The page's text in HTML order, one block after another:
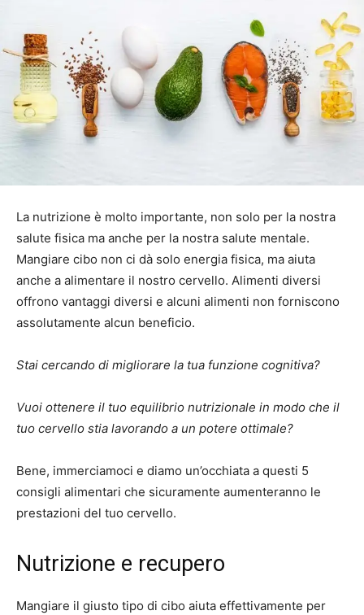
La nutrizione è molto importante, non solo per la nostra
salute fisica ma anche per la nostra salute mentale.
Mangiare cibo non ci dà solo energia fisica, ma aiuta
anche a alimentare il nostro cervello. Alimenti diversi
offrono vantaggi diversi e alcuni alimenti non forniscono
assolutamente alcun beneficio.
Stai cercando di migliorare la tua funzione cognitiva?
Vuoi ottenere il tuo equilibrio nutrizionale in modo che il
tuo cervello stia lavorando a un potere ottimale?
Bene, immerciamoci e diamo un’occhiata a questi 5
consigli alimentari che sicuramente aumenteranno le
prestazioni del tuo cervello.
Nutrizione e recupero
Mangiare il giusto tipo di cibo aiuta effettivamente per